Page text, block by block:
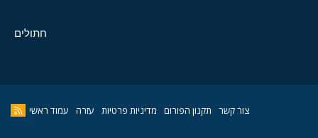
חתולים
צור קשר תקנון הפורום מדיניות פרטיות עזרה עמוד ראשי